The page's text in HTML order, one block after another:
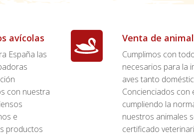
avícolas
España las
con nuestra
e
productos
Venta de
Cumplimos con
necesarios para la
aves tanto
Concienciados con
cumpliendo la
nuestros animales
certificado